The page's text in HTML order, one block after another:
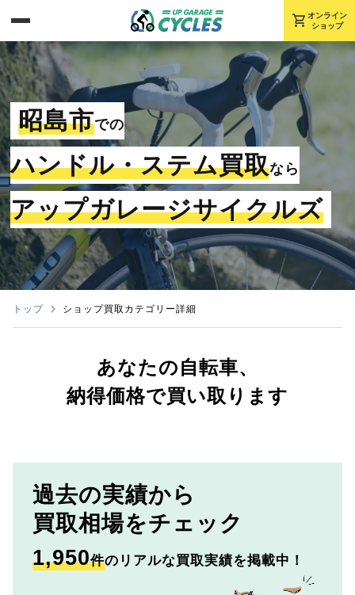
shopping_cart オンライン
ショップ
昭島市での
ハンドル・ステム買取なら
アップガレージサイクルズ
トップ ショップ買取カテゴリー詳細
あなたの自転車、
納得価格で買い取ります
過去の実績から
買取相場をチェック
1,950件のリアルな買取実績を掲載中！